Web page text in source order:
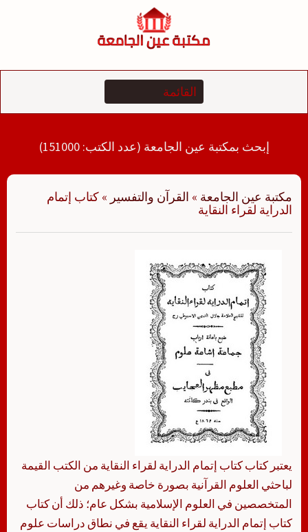
إبحث بمكتبة عين الجامعة (عدد الكتب: 151000)
مكتبة عين الجامعة » القرآن والتفسير » كتاب إتمام
الدراية لقراء النقاية
يعتبر كتاب كتاب إتمام الدراية لقراء النقاية من الكتب القيمة
لباحثي العلوم القرآنية بصورة خاصة وغيرهم من
المتخصصين في العلوم الإسلامية بشكل عام؛ ذلك أن كتاب
كتاب إتمام الدراية لقراء النقاية يقع في نطاق دراسات علوم